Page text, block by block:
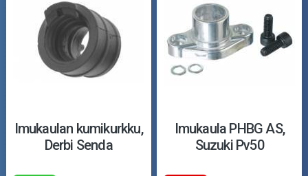
Mönkijän osat
Puutarha ja metsä
Ajovarusteet
Renkaat ja vanteet
Imukaulan kumikurkku,
Derbi Senda
Imukaula PHBG AS,
Suzuki Pv50